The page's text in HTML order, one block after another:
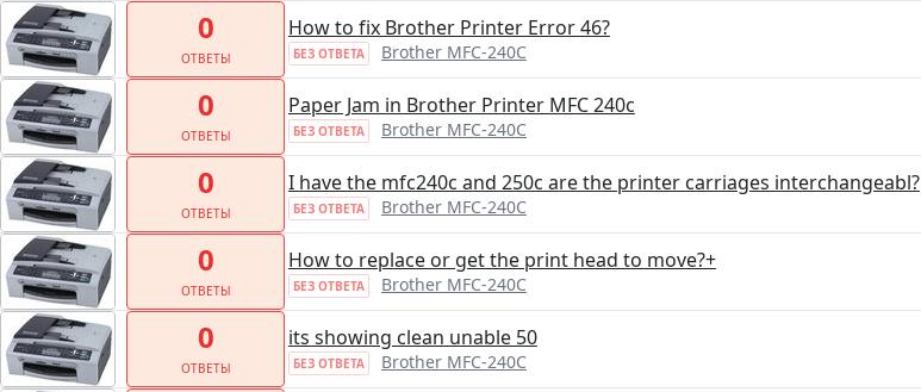
0
ОТВЕТЫ
How to fix Brother Printer Error 46?
БЕЗ ОТВЕТА Brother MFC-240C
0
ОТВЕТЫ
Paper Jam in Brother Printer MFC 240c
БЕЗ ОТВЕТА Brother MFC-240C
0
ОТВЕТЫ
I have the mfc240c and 250c are the printer carriages interchangeabl?
БЕЗ ОТВЕТА Brother MFC-240C
0
ОТВЕТЫ
How to replace or get the print head to move?+
БЕЗ ОТВЕТА Brother MFC-240C
0
ОТВЕТЫ
its showing clean unable 50
БЕЗ ОТВЕТА Brother MFC-240C